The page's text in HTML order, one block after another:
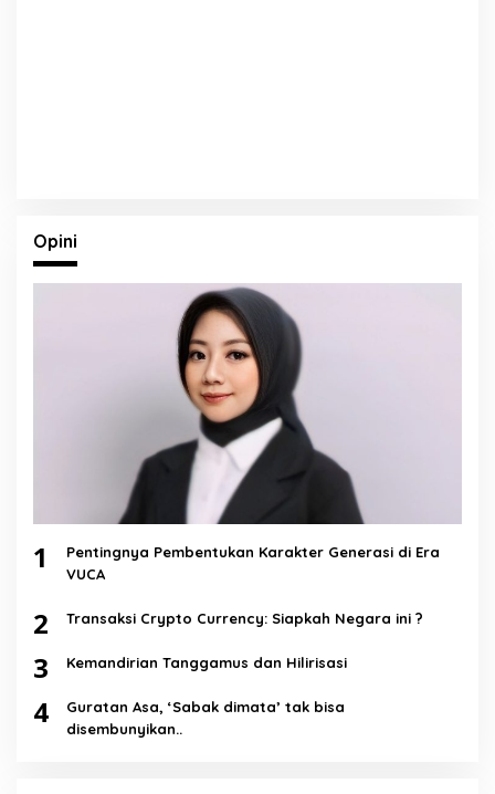
Opini
1
Pentingnya Pembentukan Karakter Generasi di Era
VUCA
2 Transaksi Crypto Currency: Siapkah Negara ini ?
3 Kemandirian Tanggamus dan Hilirisasi
4
Guratan Asa, ‘Sabak dimata’ tak bisa
disembunyikan..